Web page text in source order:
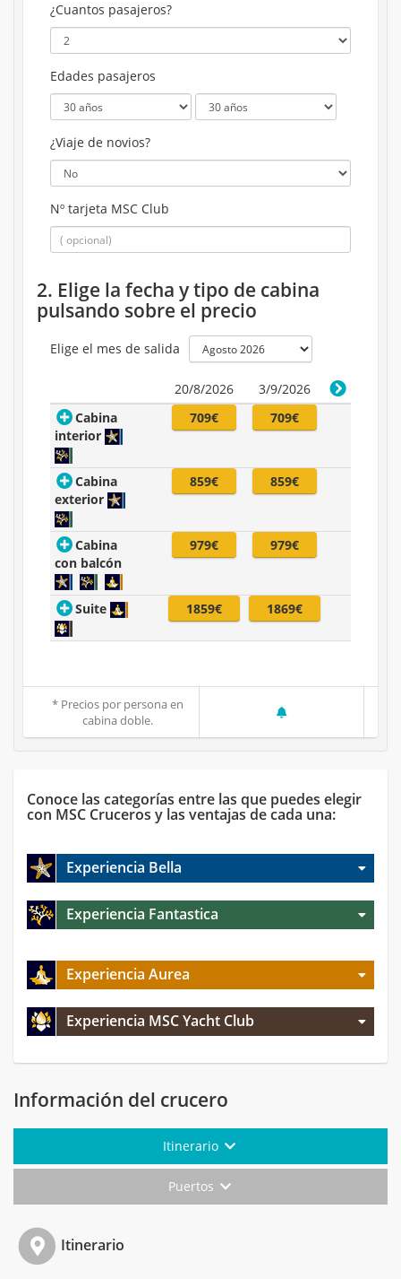
¿Cuantos pasajeros?
Edades pasajeros
¿Viaje de novios?
Nº tarjeta MSC Club
2. Elige la fecha y tipo de cabina
pulsando sobre el precio
Elige el mes de salida
20/8/2026
3/9/2026
Cabina
interior
709€ 709€
Cabina
exterior
859€ 859€
Cabina
con balcón
979€ 979€
Suite 1859€ 1869€
* Precios por persona en
cabina doble.
Conoce las categorías entre las que puedes elegir
con MSC Cruceros y las ventajas de cada una:
Experiencia Bella
Experiencia Fantastica
Experiencia Aurea
Experiencia MSC Yacht Club
Información del crucero
Itinerario
Puertos
Itinerario